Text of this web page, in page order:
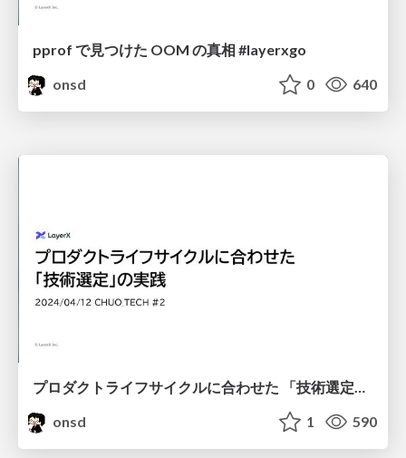
pprof で見つけた OOM の真相 #layerxgo
onsd
0 640
プロダクトライフサイクルに合わせた 「技術選定」の実践
onsd
1 590